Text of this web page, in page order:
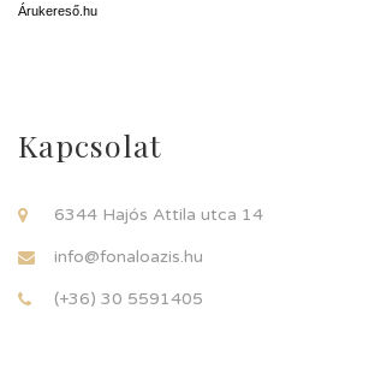
Árukereső.hu
Kapcsolat
6344 Hajós Attila utca 14
info@fonaloazis.hu
(+36) 30 5591405